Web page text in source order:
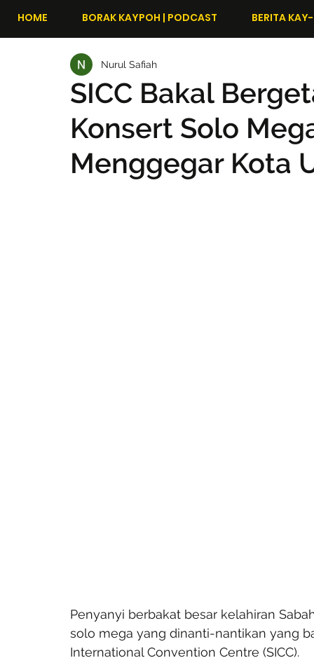
HOME BORAK KAYPOH | PODCAST BERITA
SICC Bakal
Konsert Solo
Menggegar Kota
Nurul Safiah
Penyanyi berbakat besar kelahiran
solo mega yang dinanti-nantikan yang
International Convention Centre (SICC).